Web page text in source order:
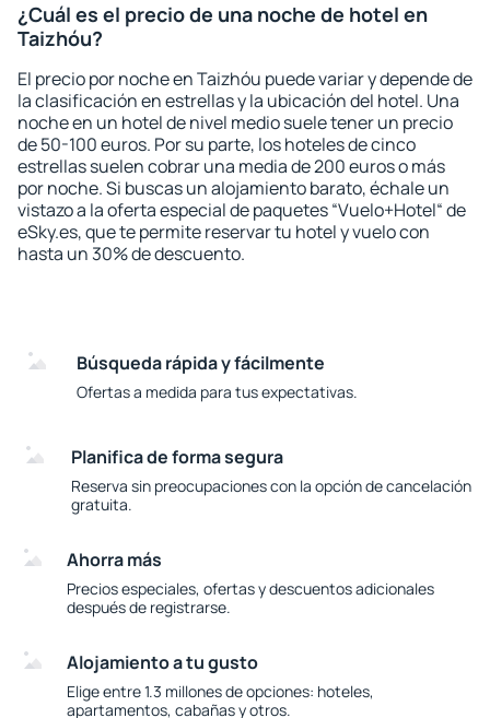
¿Cuál es el precio de una noche de hotel en
Taizhóu?
El precio por noche en Taizhóu puede variar y depende de
la clasificación en estrellas y la ubicación del hotel. Una
noche en un hotel de nivel medio suele tener un precio
de 50-100 euros. Por su parte, los hoteles de cinco
estrellas suelen cobrar una media de 200 euros o más
por noche. Si buscas un alojamiento barato, échale un
vistazo a la oferta especial de paquetes “Vuelo+Hotel“ de
eSky.es, que te permite reservar tu hotel y vuelo con
hasta un 30% de descuento.
Búsqueda rápida y fácilmente
Ofertas a medida para tus expectativas.
Planifica de forma segura
Reserva sin preocupaciones con la opción de cancelación
gratuita.
Ahorra más
Precios especiales, ofertas y descuentos adicionales
después de registrarse.
Alojamiento a tu gusto
Elige entre 1.3 millones de opciones: hoteles,
apartamentos, cabañas y otros.